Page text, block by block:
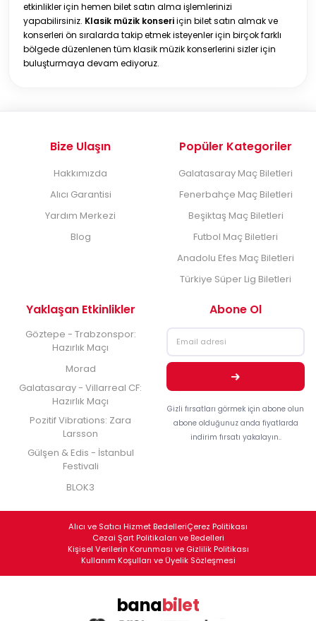
etkinlikler için hemen bilet satın alma işlemlerinizi
yapabilirsiniz. Klasik müzik konseriiçin bilet satın almak ve
konserleri ön sıralarda takip etmek isteyenler için birçok farklı
bölgede düzenlenen tüm klasik müzik konserlerini sizler için
buluşturmaya devam ediyoruz.
Bize Ulaşın
Hakkımızda
Alıcı Garantisi
Yardım Merkezi
Blog
Popüler Kategoriler
Galatasaray Maç Biletleri
Fenerbahçe Maç Biletleri
Beşiktaş Maç Biletleri
Futbol Maç Biletleri
Anadolu Efes Maç Biletleri
Türkiye Süper Lig Biletleri
Yaklaşan Etkinlikler
Göztepe - Trabzonspor:
Hazırlık Maçı
Morad
Galatasaray - Villarreal CF:
Hazırlık Maçı
Pozitif Vibrations: Zara
Larsson
Gülşen & Edis - İstanbul
Festivali
BLOK3
Abone Ol
Gizli fırsatları görmek için abone olun
abone olduğunuz anda fiyatlarda
indirim fırsatı yakalayın..
Alıcı ve Satıcı Hizmet BedelleriÇerez Politikası
Cezai Şart Politikaları ve Bedelleri
Kişisel Verilerin Korunması ve Gizlilik Politikası
Kullanım Koşulları ve Üyelik Sözleşmesi
banabilet